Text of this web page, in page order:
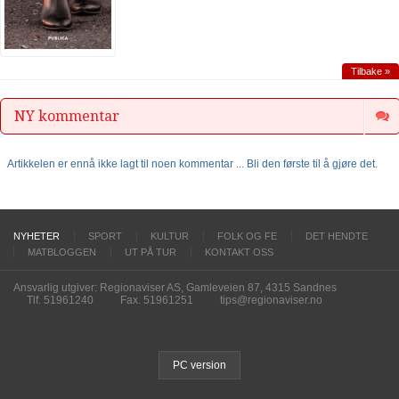
Tilbake »
NY kommentar
Artikkelen er ennå ikke lagt til noen kommentar ... Bli den første til å gjøre det.
NYHETER SPORT KULTUR FOLK OG FE
DET HENDTE
MATBLOGGEN
UT PÅ TUR KONTAKT OSS
Ansvarlig utgiver: Regionaviser AS, Gamleveien 87, 4315 Sandnes
Tlf. 51961240
Fax. 51961251 tips@regionaviser.no
PC version